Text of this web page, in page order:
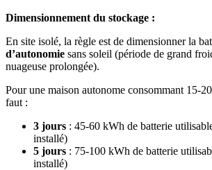
Dimensionnement du stockage :
En site isolé, la règle est de dimensionner la
d’autonomie sans soleil (période de grand
nuageuse prolongée).
Pour une maison autonome consommant 15-
faut :
3 jours : 45-60 kWh de batterie
installé)
5 jours : 75-100 kWh de batterie
installé)